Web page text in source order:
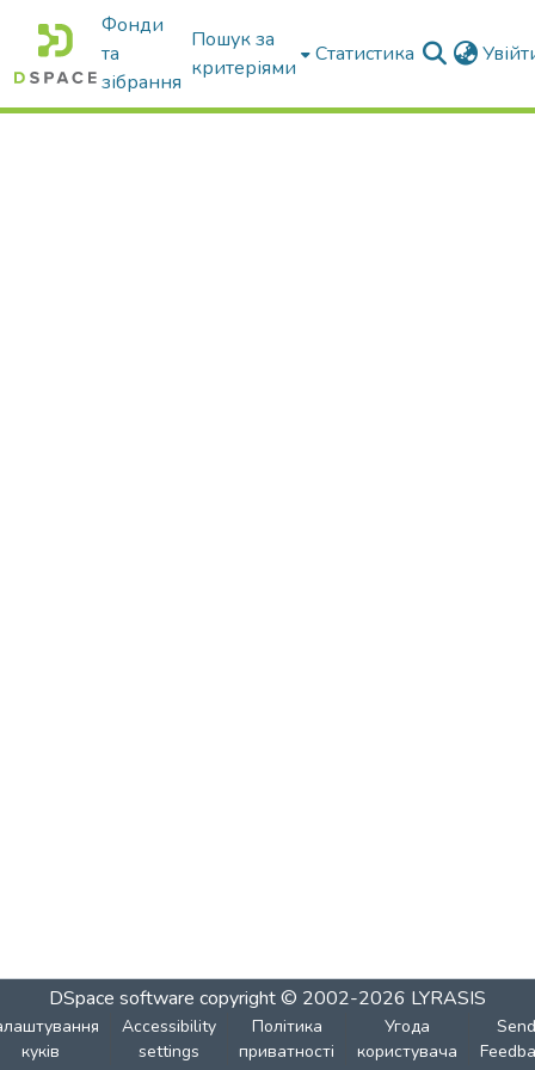
Фонди
та
зібрання
Пошук за
критеріями
Статистика
DSpace software copyright © 2002-2026 LYRASIS
куків
Accessibility
settings
Політика
приватності
Угода
користувача
Send